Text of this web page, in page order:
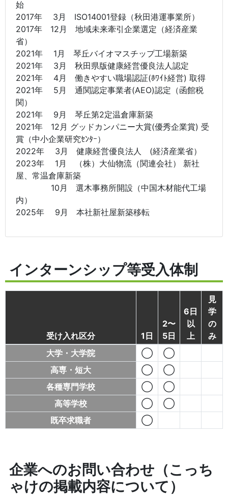
始
2017年 3月 ISO14001登録（秋田港運事業所）
2017年 12月 地域未来牽引企業選定（経済産業
省）
2021年 1月 琴丘バイオマスチップ工場新築
2021年 3月 秋田県版健康経営優良法人認定
2021年 4月 働きやすい職場認証(ﾎﾜｲﾄ経営) 取得
2021年 5月 通関認定事業者(AEO)認定（函館税
関）
2021年 9月 琴丘第2定温倉庫新築
2021年 12月 グッドカンパニー大賞(優秀企業賞) 受
賞（中小企業研究ｾﾝﾀｰ）
2022年 3月 健康経営優良法人 (経済産業省）
2023年 1月 （株）大仙物流（関連会社） 新社
屋、常温倉庫新築
10月 選木事務所開設（中国木材能代工場
内）
2025年 9月 本社新社屋新築移転
インターンシップ等受入体制
受け入れ区分 1日
2〜
5日
6日
以
上
見
学
の
み
大学・大学院
◯
◯
高専・短大
◯
◯
各種専門学校
◯
◯
高等学校
◯
◯
既卒求職者
◯
企業へのお問い合わせ（こっち
ゃけの掲載内容について）